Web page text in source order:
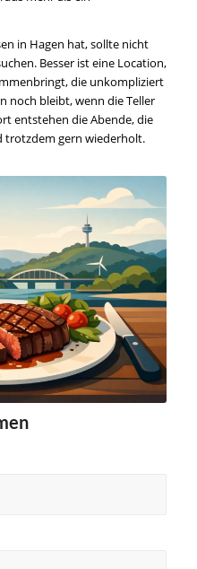
in Hagen hat, sollte nicht
Besser ist eine Location,
die unkompliziert
noch bleibt, wenn die Teller
entstehen die Abende, die
trotzdem gern wiederholt.